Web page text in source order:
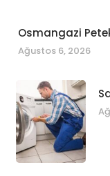
Osmangazi
Ağustos 6, 2026